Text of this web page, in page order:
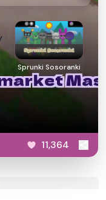
Sprunki Sosoranki
11,364